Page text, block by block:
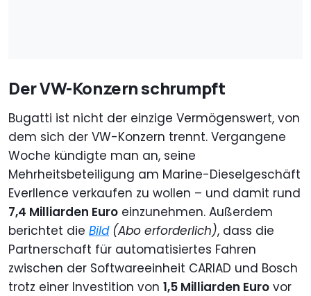
Der VW-Konzern schrumpft
Bugatti ist nicht der einzige Vermögenswert, von
dem sich der VW-Konzern trennt. Vergangene
Woche kündigte man an, seine
Mehrheitsbeteiligung am Marine-Dieselgeschäft
Everllence verkaufen zu wollen – und damit rund
7,4 Milliarden Euro einzunehmen. Außerdem
berichtet die Bild (Abo erforderlich), dass die
Partnerschaft für automatisiertes Fahren
zwischen der Softwareeinheit CARIAD und Bosch
trotz einer Investition von 1,5 Milliarden Euro vor